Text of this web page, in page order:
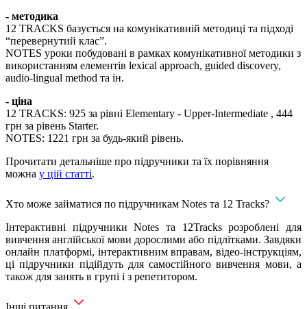
- методика
12 TRACKS базується на комунікативній методиці та підході
“перевернутий клаc”.
NOTES уроки побудовані в рамках комунікативної методики з
використанням елементів lexical approach, guided discovery,
audio-lingual method та ін.
- ціна
12 TRACKS: 925 за рівні Elementary - Upper-Intermediate , 444
грн за рівень Starter.
NOTES: 1221 грн за будь-який рівень.
Прочитати детальніше про підручники та їх порівняння
можна у цій статті.
Хто може займатися по підручникам Notes та 12 Tracks?
Інтерактивні підручники Notes та 12Tracks розроблені для
вивчення англійської мови дорослими або підлітками. Завдяки
онлайн платформі, інтерактивним вправам, відео-інструкціям,
ці підручники підійдуть для самостійного вивчення мови, а
також для занять в групі і з репетитором.